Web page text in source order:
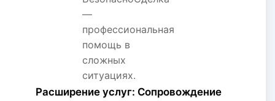
Расширение услуг: Сопровождение